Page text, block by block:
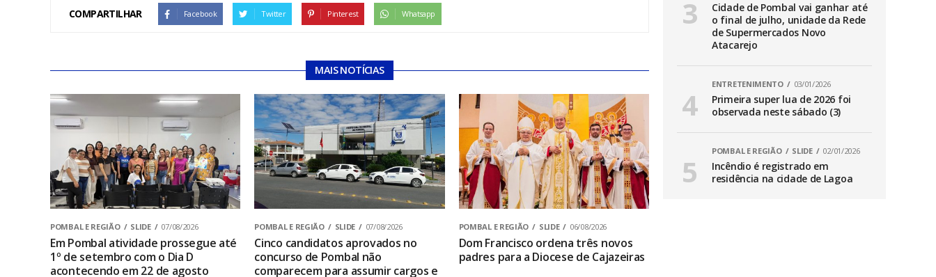
COMPARTILHAR Facebook Twitter Pinterest Whatsapp
MAIS NOTÍCIAS
POMBAL E REGIÃO SLIDE 07/08/2026
Em Pombal atividade prossegue até
1º de setembro com o Dia D
acontecendo em 22 de agosto
POMBAL E REGIÃO SLIDE 07/08/2026
Cinco candidatos aprovados no
concurso de Pombal não
comparecem para assumir cargos e
POMBAL E REGIÃO SLIDE 06/08/2026
Dom Francisco ordena três novos
padres para a Diocese de Cajazeiras
Cidade de Pombal vai ganhar até
o final de julho, unidade da Rede
de Supermercados Novo
Atacarejo
ENTRETENIMENTO 03/01/2026
Primeira super lua de 2026 foi
observada neste sábado (3)
POMBAL E REGIÃO SLIDE 02/01/2026
Incêndio é registrado em
residência na cidade de Lagoa